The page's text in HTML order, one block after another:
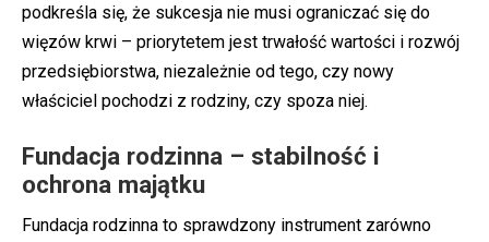
podkreśla się, że sukcesja nie musi ograniczać się do
więzów krwi – priorytetem jest trwałość wartości i rozwój
przedsiębiorstwa, niezależnie od tego, czy nowy
właściciel pochodzi z rodziny, czy spoza niej.
Fundacja rodzinna – stabilność i
ochrona majątku
Fundacja rodzinna to sprawdzony instrument zarówno